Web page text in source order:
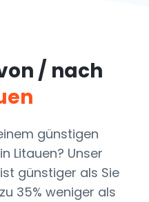
/ nach
günstigen
Litauen? Unser
günstiger als Sie
35% weniger als